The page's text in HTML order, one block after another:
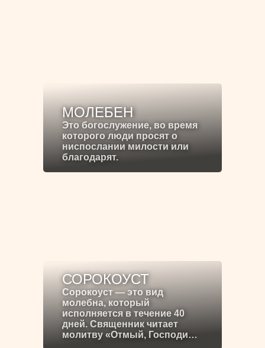
МОЛЕБЕН
Это богослужение, во время
которого люди просят о
ниспослании милости или
благодарят.
СОРОКОУСТ
Сорокоуст — это вид
молебна, который
исполняется в течение 40
дней. Священник читает
молитву «Отмый, Господи…